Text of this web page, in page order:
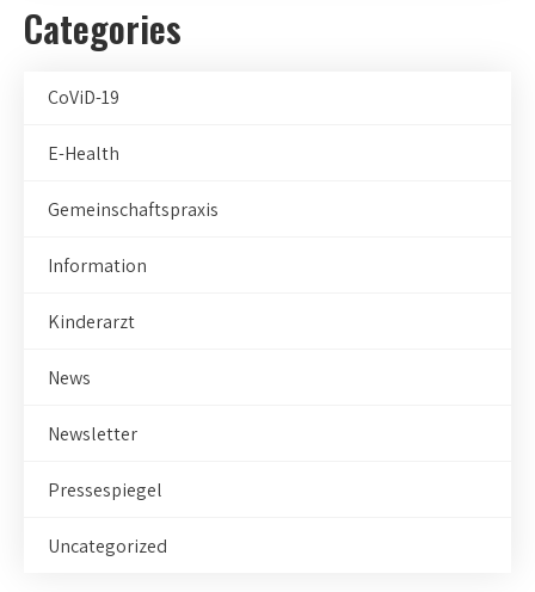
Categories
CoViD-19
E-Health
Gemeinschaftspraxis
Information
Kinderarzt
News
Newsletter
Pressespiegel
Uncategorized